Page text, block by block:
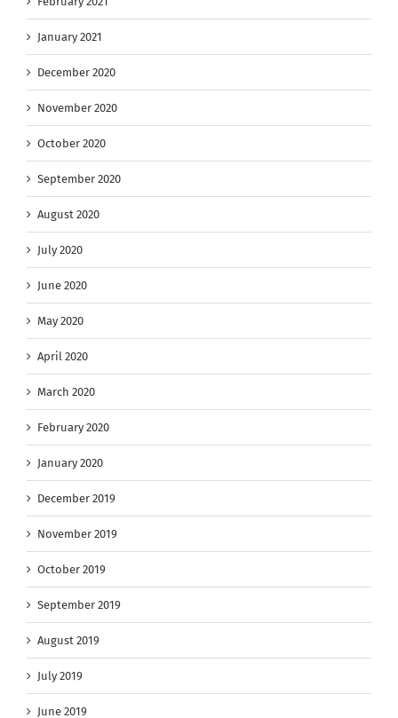
January 2021
December 2020
November 2020
October 2020
September 2020
August 2020
July 2020
June 2020
May 2020
April 2020
March 2020
February 2020
January 2020
December 2019
November 2019
October 2019
September 2019
August 2019
July 2019
June 2019